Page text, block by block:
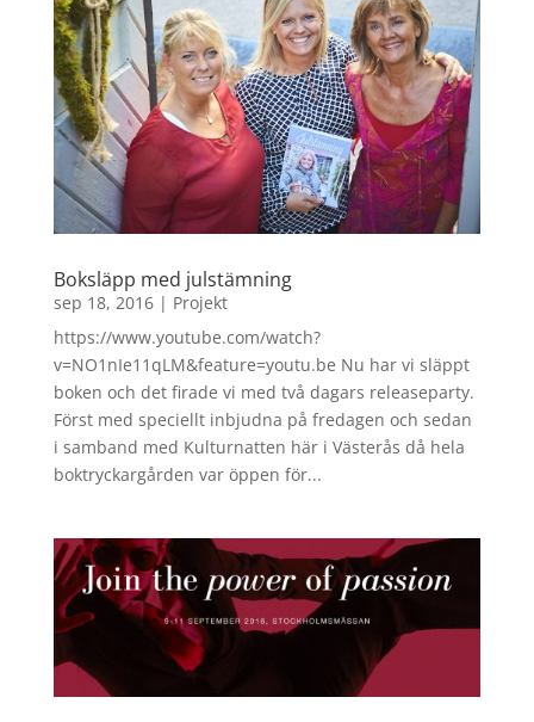
Boksläpp med julstämning
sep 18, 2016| Projekt
https://www.youtube.com/watch?
v=NO1nIe11qLM&feature=youtu.be Nu har vi släppt
boken och det firade vi med två dagars releaseparty.
Först med speciellt inbjudna på fredagen och sedan
i samband med Kulturnatten här i Västerås då hela
boktryckargården var öppen för...